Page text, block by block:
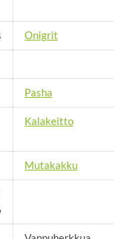
Onigrit
Pasha
Kalakeitto
Mutakakku